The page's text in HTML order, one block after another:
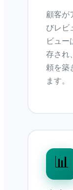
顧客が
びレビ
ビュー
存され
頼を築
ます。
📊